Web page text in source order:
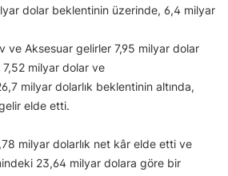
dolar beklentinin üzerinde, 6,4 milyar
ve Aksesuar gelirler 7,95 milyar dolar
7,52 milyar dolar ve
milyar dolarlık beklentinin altında,
elde etti.
milyar dolarlık net kâr elde etti ve
23,64 milyar dolara göre bir